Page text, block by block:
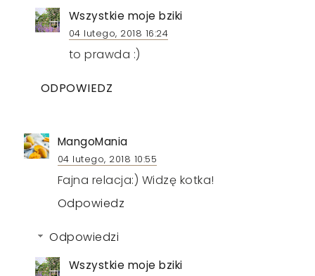
Wszystkie moje bziki
04 lutego, 2018 16:24
to prawda :)
ODPOWIEDZ
MangoMania
04 lutego, 2018 10:55
Fajna relacja:) Widzę kotka!
Odpowiedz
Odpowiedzi
Wszystkie moje bziki